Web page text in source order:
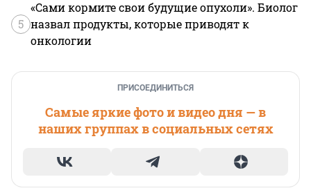
5
«Сами кормите свои будущие опухоли». Биолог
назвал продукты, которые приводят к
онкологии
ПРИСОЕДИНИТЬСЯ
Самые яркие фото и видео дня — в
наших группах в социальных сетях